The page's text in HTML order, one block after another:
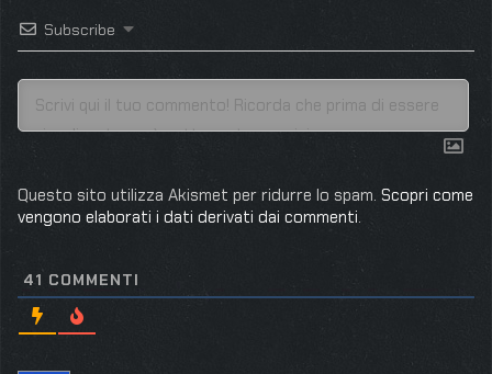
Subscribe
Questo sito utilizza Akismet per ridurre lo spam. Scopri come
vengono elaborati i dati derivati dai commenti.
41 COMMENTI